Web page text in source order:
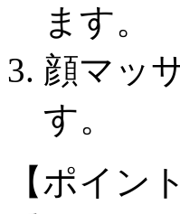
ます。
顔マッ
す。
【ポイン